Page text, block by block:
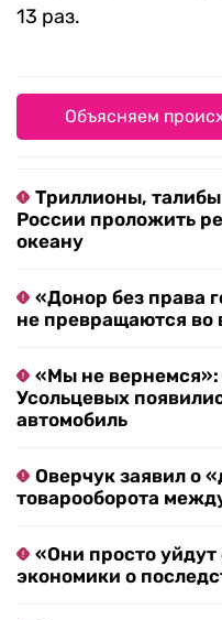
13 раз.
Объясняем
Триллионы,
России проложить
океану
«Донор без права
не превращаются во
«Мы не
Усольцевых
автомобиль
Оверчук заявил о
товарооборота
«Они просто
экономики о